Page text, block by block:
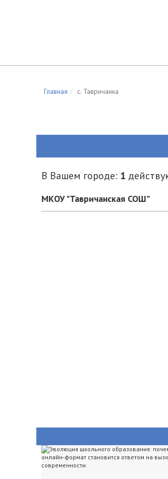
Главная c. Тавричанка
В Вашем городе: 1
МКОУ "Тавричанская СОШ"